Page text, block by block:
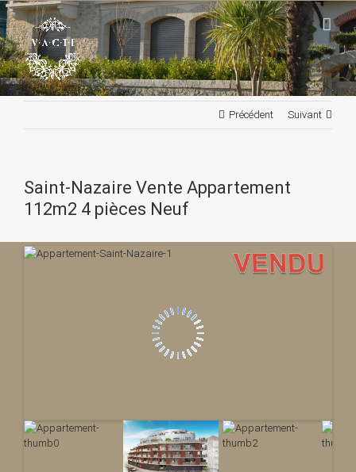
Passer
au
contenu
Précédent Suivant
Saint-Nazaire Vente Appartement
112m2 4 pièces Neuf